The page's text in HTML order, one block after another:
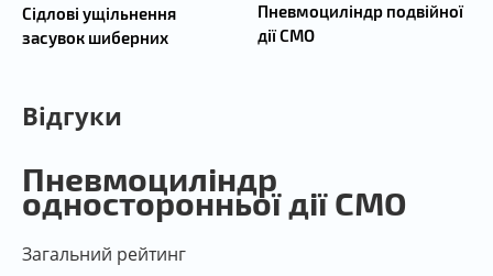
Сідлові ущільнення
засувок шиберних
Пневмоциліндр подвійної
дії СМО
Відгуки
Пневмоциліндр
односторонньої дії СМО
Загальний рейтинг